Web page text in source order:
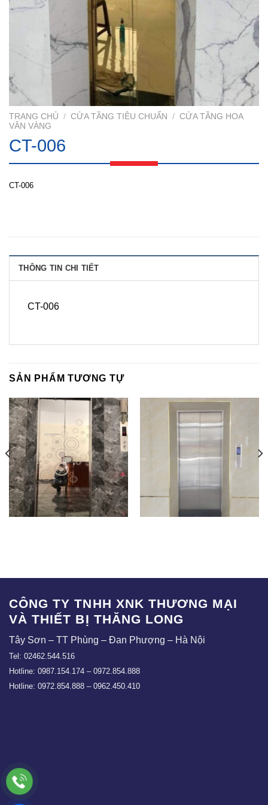
TRANG CHỦ / CỬA TẦNG TIÊU CHUẨN / CỬA TẦNG HOA
VĂN VÀNG
CT-006
CT-006
THÔNG TIN CHI TIẾT
CT-006
SẢN PHẨM TƯƠNG TỰ
CÔNG TY TNHH XNK THƯƠNG MẠI
VÀ THIẾT BỊ THĂNG LONG
Tây Sơn – TT Phùng – Đan Phượng – Hà Nội
Tel: 02462.544.516
Hotline: 0987.154.174 – 0972.854.888
Hotline: 0972.854.888 – 0962.450.410